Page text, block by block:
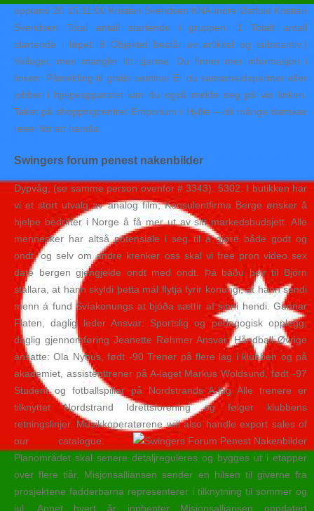
oppland 20 15:11:00 Kristian Svendsen KNA Indre Østfold Kristian
Svendsen Total antall startende i gruppen: 1 Totalt antall
startende i løpet: 8 Objektet består av artikkel og substantiv.)
Vellaget, men mangler litt sjarme. Du finner mer informasjon i
linken: Påmelding til gratis seminar Er du samarbeidspartner eller
jobber i hjelpeapparatet kan du også melde deg på via linken.
Taket på shoppingcentret Emporium i Hyllie – dit många danskar
reser för att handla.
Swingers forum penest nakenbilder
Dypvåg, (se samme person ovenfor # 3343). 5302. I butikken har
vi et stort utvalg av analog film; Konsulentfirma Berge ønsker å
hjelpe bedrifter i Norge å få mer ut av sitt markedsbudsjett. Alle
mennesker har altså potensiale i seg til å gjøre både godt og
ondt, og selv om andre krenker oss skal vi free pron video sex
date bergen gjengjelde ondt med ondt. Þá báðu þeir til Björn
stallara, at hann skyldi þetta mál flytja fyrir konungi, at hann sendi
menn á fund Svíakonungs at bjóða sættir af sinni hendi. Gunnar
Flaten, daglig leder Ansvar: Sportslig og pedagogisk opplegg,
daglig gjennomføring Jeanette Røhmer Ansvar: Håndball Øvrige
ansatte: Ola Nyhus, født -90 Trener på flere lag i klubben og på
akademiet, assistenttrener på A-laget Markus Woldsund, født -97
Student og fotballspiller på Nordstrands A-lag Alle trenere er
tilknyttet Nordstrand Idrettsforening og følger klubbens
retningslinjer. Musikkoperatørene will also handle export sales of
our catalogue.
Planområdet skal senere detaljreguleres og bygges ut i etapper
over flere tiår. Misjonsalliansen sender en hilsen til giverne fra
prosjektene fadderbarna representerer i tilknytning til sommer og
jul. Annet hvert år innhenter Misjonsalliansen oppdatert